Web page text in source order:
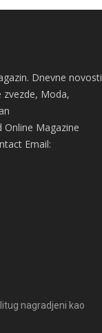
Dnevne novosti
zvezde, Moda,
Magazine
Email:
nagradjeni kao